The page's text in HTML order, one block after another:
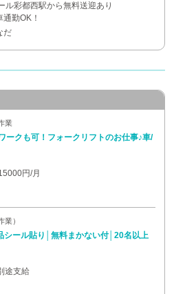
彩都西駅から無料送迎あり
勤OK！
だ
業
ークも可！フォークリフトのお仕事♪車/
円/月
業）
シール貼り│無料まかない付│20名以上
途支給